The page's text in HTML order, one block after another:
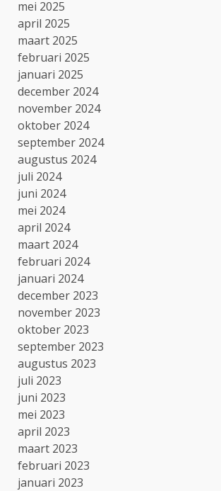
mei 2025
april 2025
maart 2025
februari 2025
januari 2025
december 2024
november 2024
oktober 2024
september 2024
augustus 2024
juli 2024
juni 2024
mei 2024
april 2024
maart 2024
februari 2024
januari 2024
december 2023
november 2023
oktober 2023
september 2023
augustus 2023
juli 2023
juni 2023
mei 2023
april 2023
maart 2023
februari 2023
januari 2023